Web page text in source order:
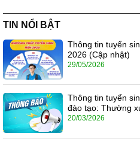
TIN NỔI BẬT
Thông tin tuyển
2026 (Cập nhật)
29/05/2026
Thông tin tuyển
đào tạo: Thường
20/03/2026